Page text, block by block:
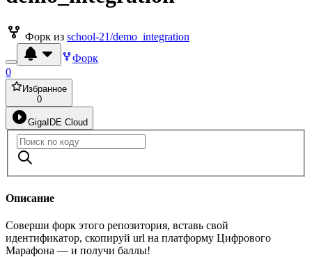
Форк из school-21/demo_integration
Форк
0
Избранное
0
GigaIDE Cloud
Описание
Соверши форк этого репозитория, вставь свой
идентификатор, скопируй url на платформу Цифрового
Марафона — и получи баллы!